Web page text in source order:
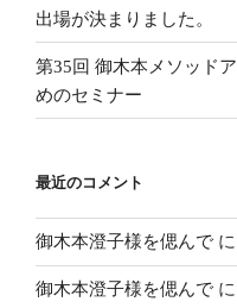
出場が決まりました。
第35回 御木本メソッド
めのセミナー
最近のコメント
御木本澄子様を偲んで に
御木本澄子様を偲んで に